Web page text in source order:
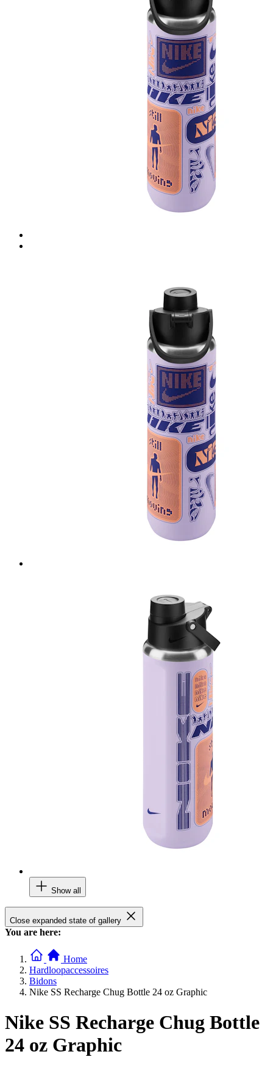
Show all
Close expanded state of gallery
You are here:
Home
Hardloopaccessoires
Bidons
Nike SS Recharge Chug Bottle 24 oz Graphic
Nike SS Recharge Chug Bottle
24 oz Graphic